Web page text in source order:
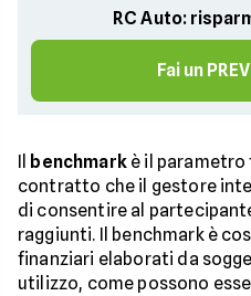
RC Auto:
Fai un
Il benchmarkè il parametro
contratto che il gestore
di consentire al
raggiunti. Il benchmark è
finanziari elaborati da
utilizzo, come possono